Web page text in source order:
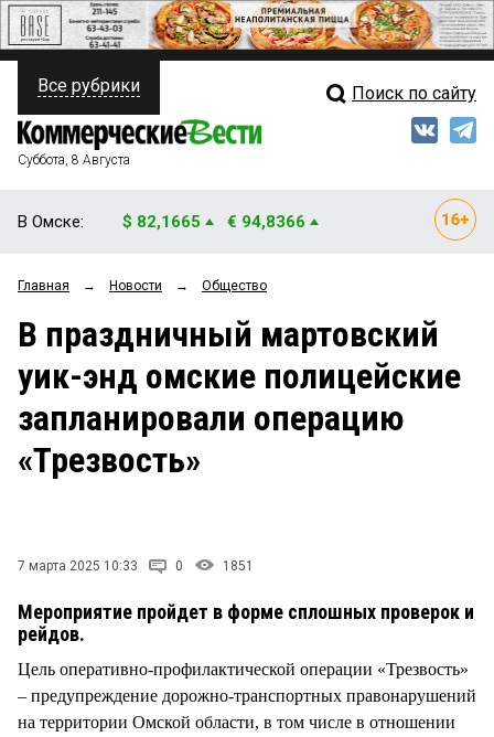
ПОЛИТИКА
ФИНАНСЫ
ОБЩЕСТВО
ЗАКОН
НОВОСТИ КОМПАНИЙ
ПРОИСШЕСТВИЯ
Свежий выпуск
Рейтинги
Блоги
Архив
Все рубрики Поиск по сайту
Суббота, 8 Августа
В Омске: $ 82,1665 € 94,8366
Главная → Новости → Общество
В праздничный мартовский
уик-энд омские полицейские
запланировали операцию
«Трезвость»
7 марта 2025 10:33 0 1851
Мероприятие пройдет в форме сплошных проверок и
рейдов.
Цель оперативно-профилактической операции «Трезвость»
– предупреждение дорожно-транспортных правонарушений
на территории Омской области, в том числе в отношении